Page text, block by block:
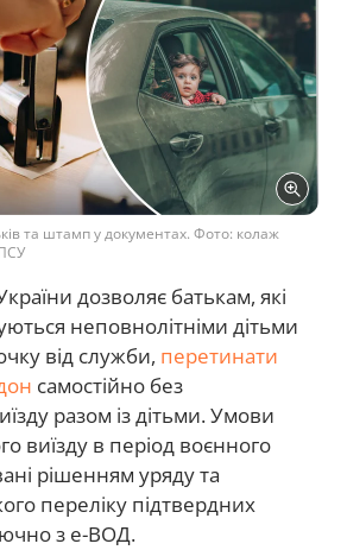
та штамп у документах. Фото: колаж
дозволяє батькам, які
неповнолітніми дітьми
від служби, перетинати
самостійно без
разом із дітьми. Умови
виїзду в період воєнного
рішенням уряду та
переліку підтвердних
з е-ВОД.